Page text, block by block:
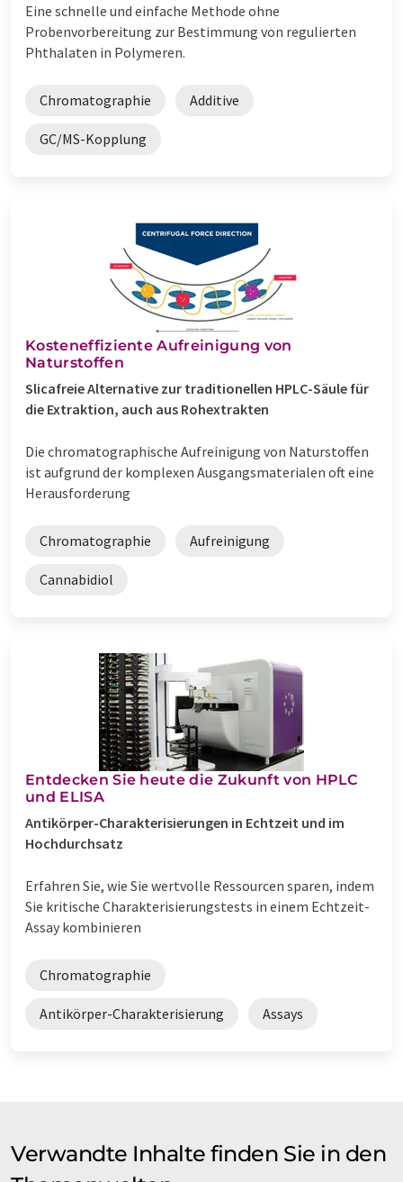
Eine schnelle und einfache Methode ohne
Probenvorbereitung zur Bestimmung von regulierten
Phthalaten in Polymeren.
Chromatographie Additive
GC/MS-Kopplung
Kosteneffiziente Aufreinigung von
Naturstoffen
Slicafreie Alternative zur traditionellen HPLC-Säule für
die Extraktion, auch aus Rohextrakten
Die chromatographische Aufreinigung von Naturstoffen
ist aufgrund der komplexen Ausgangsmaterialen oft eine
Herausforderung
Chromatographie Aufreinigung
Cannabidiol
Entdecken Sie heute die Zukunft von HPLC
und ELISA
Antikörper-Charakterisierungen in Echtzeit und im
Hochdurchsatz
Erfahren Sie, wie Sie wertvolle Ressourcen sparen, indem
Sie kritische Charakterisierungstests in einem Echtzeit-
Assay kombinieren
Chromatographie
Antikörper-Charakterisierung Assays
Verwandte Inhalte finden Sie in den